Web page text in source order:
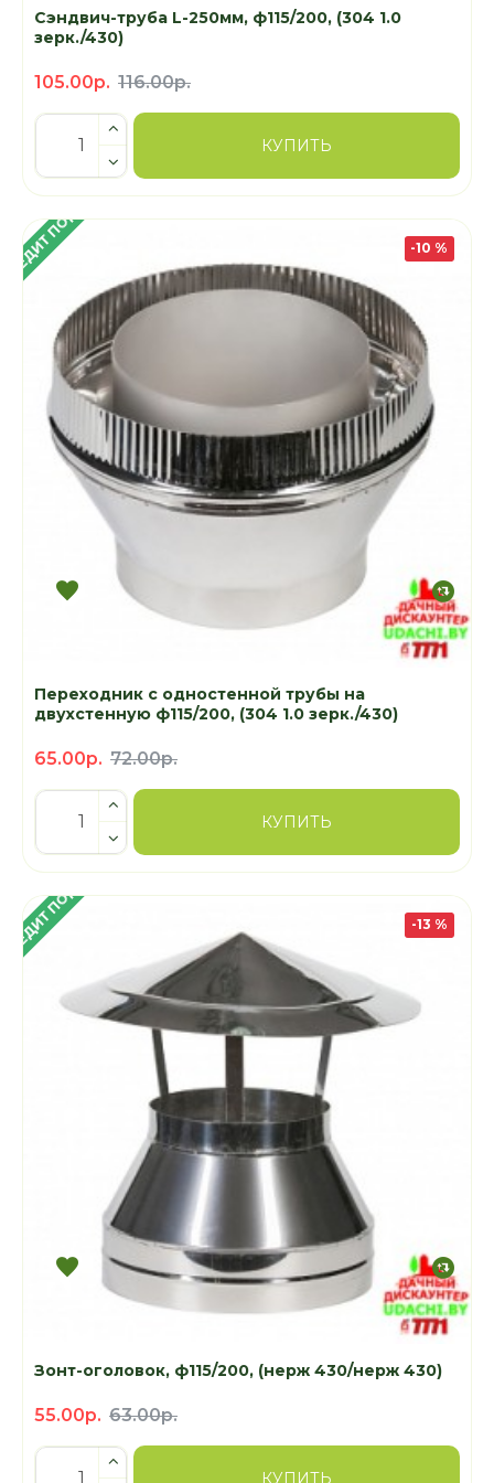
Сэндвич-труба L-250мм, ф115/200, (304 1.0
зерк./430)
105.00р. 116.00р.
КУПИТЬ
ПОД 4% -10 %
Переходник с одностенной трубы на
двухстенную ф115/200, (304 1.0 зерк./430)
65.00р. 72.00р.
КУПИТЬ
ПОД 4% -13 %
Зонт-оголовок, ф115/200, (нерж 430/нерж 430)
55.00р. 63.00р.
КУПИТЬ